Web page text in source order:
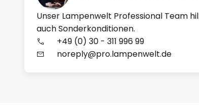
Unser Lampenwelt Professional Team
auch Sonderkonditionen.
+49 (0) 30 - 311 996 99
noreply@pro.lampenwelt.de